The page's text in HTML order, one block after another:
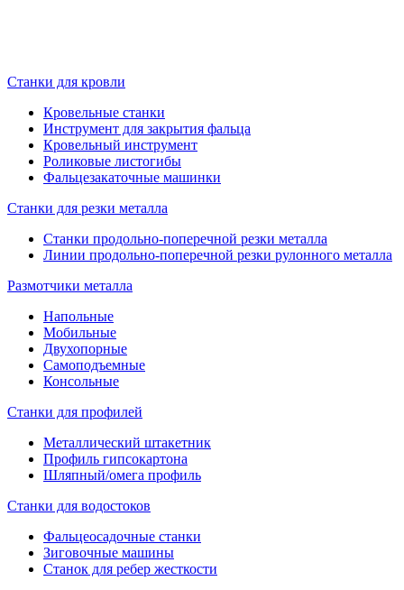
Станки для кровли
Кровельные станки
Инструмент для закрытия фальца
Кровельный инструмент
Роликовые листогибы
Фальцезакаточные машинки
Станки для резки металла
Станки продольно-поперечной резки металла
Линии продольно-поперечной резки рулонного металла
Размотчики металла
Напольные
Мобильные
Двухопорные
Самоподъемные
Консольные
Станки для профилей
Металлический штакетник
Профиль гипсокартона
Шляпный/омега профиль
Станки для водостоков
Фальцеосадочные станки
Зиговочные машины
Станок для ребер жесткости